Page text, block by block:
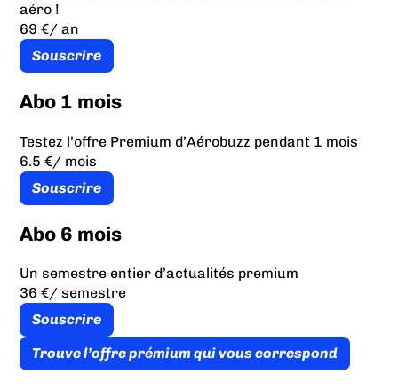
aéro !
69 €/ an
Souscrire
Abo 1 mois
Testez l’offre Premium d’Aérobuzz pendant 1 mois
6.5 €/ mois
Souscrire
Abo 6 mois
Un semestre entier d’actualités premium
36 €/ semestre
Souscrire
Trouve l’offre prémium qui vous correspond